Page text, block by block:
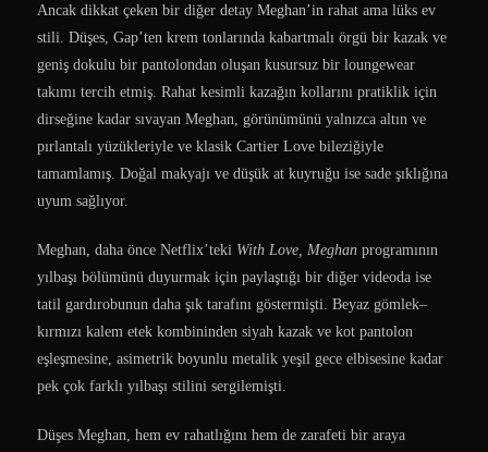
Ancak dikkat çeken bir diğer detay Meghan’in rahat ama lüks ev
stili. Düşes, Gap’ten krem tonlarında kabartmalı örgü bir kazak ve
geniş dokulu bir pantolondan oluşan kusursuz bir loungewear
takımı tercih etmiş. Rahat kesimli kazağın kollarını pratiklik için
dirseğine kadar sıvayan Meghan, görünümünü yalnızca altın ve
pırlantalı yüzükleriyle ve klasik Cartier Love bileziğiyle
tamamlamış. Doğal makyajı ve düşük at kuyruğu ise sade şıklığına
uyum sağlıyor.
Meghan, daha önce Netflix’teki With Love, Meghan programının
yılbaşı bölümünü duyurmak için paylaştığı bir diğer videoda ise
tatil gardırobunun daha şık tarafını göstermişti. Beyaz gömlek–
kırmızı kalem etek kombininden siyah kazak ve kot pantolon
eşleşmesine, asimetrik boyunlu metalik yeşil gece elbisesine kadar
pek çok farklı yılbaşı stilini sergilemişti.
Düşes Meghan, hem ev rahatlığını hem de zarafeti bir araya